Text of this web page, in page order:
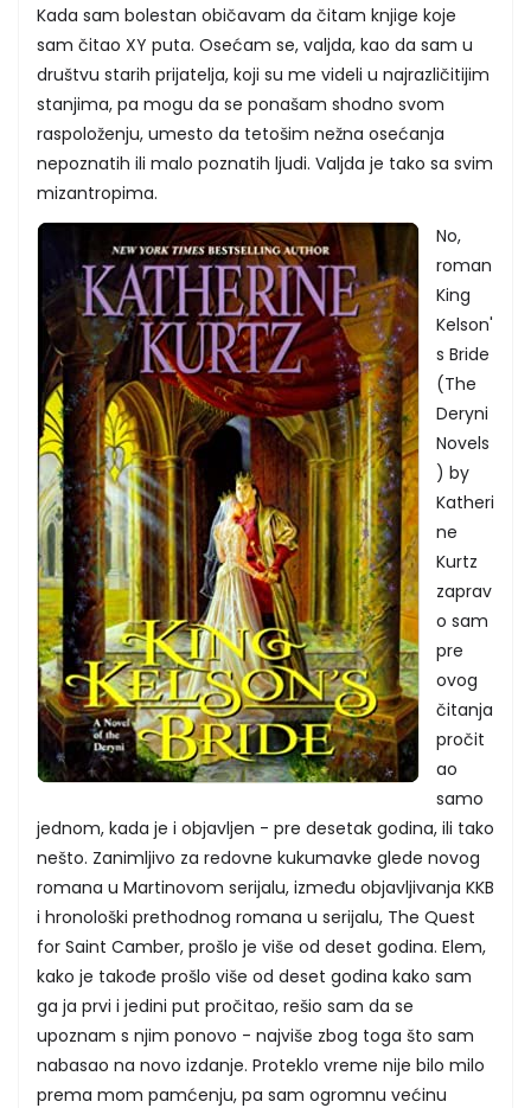
Kada sam bolestan običavam da čitam knjige koje
sam čitao XY puta. Osećam se, valjda, kao da sam u
društvu starih prijatelja, koji su me videli u najrazličitijim
stanjima, pa mogu da se ponašam shodno svom
raspoloženju, umesto da tetošim nežna osećanja
nepoznatih ili malo poznatih ljudi. Valjda je tako sa svim
mizantropima.
No,
roman
King
Kelson'
s Bride
(The
Deryni
Novels
) by
Katheri
ne
Kurtz
zaprav
o sam
pre
ovog
čitanja
pročit
ao
samo
jednom, kada je i objavljen - pre desetak godina, ili tako
nešto. Zanimljivo za redovne kukumavke glede novog
romana u Martinovom serijalu, između objavljivanja KKB
i hronološki prethodnog romana u serijalu, The Quest
for Saint Camber, prošlo je više od deset godina. Elem,
kako je takođe prošlo više od deset godina kako sam
ga ja prvi i jedini put pročitao, rešio sam da se
upoznam s njim ponovo - najviše zbog toga što sam
nabasao na novo izdanje. Proteklo vreme nije bilo milo
prema mom pamćenju, pa sam ogromnu većinu